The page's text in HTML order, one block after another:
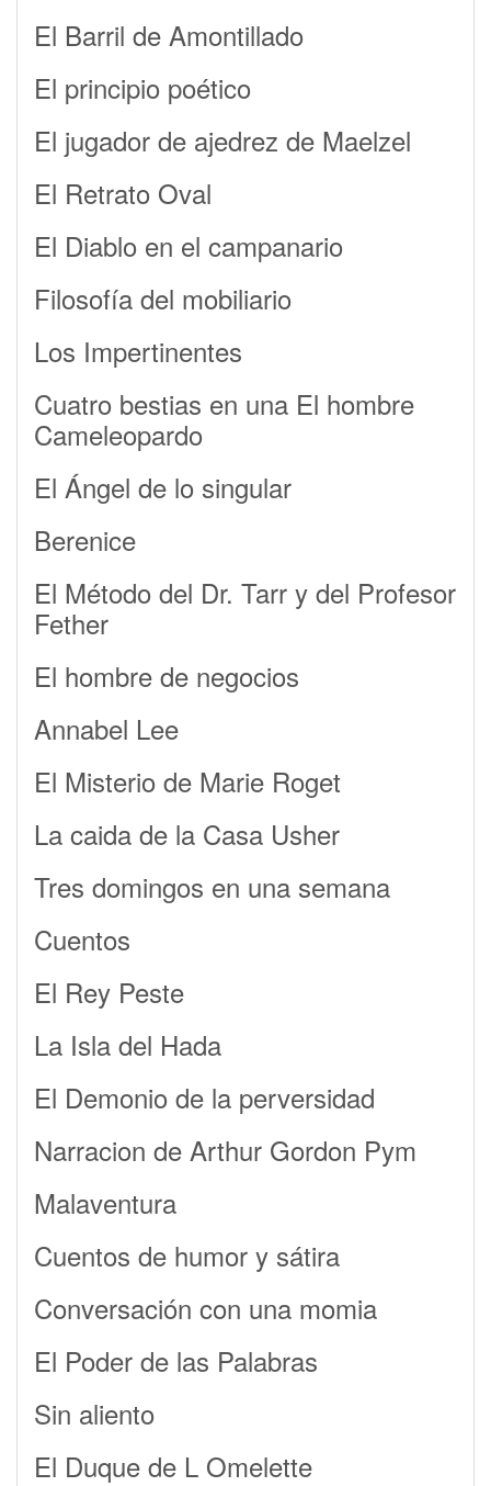
El Barril de Amontillado
El principio poético
El jugador de ajedrez de Maelzel
El Retrato Oval
El Diablo en el campanario
Filosofía del mobiliario
Los Impertinentes
Cuatro bestias en una El hombre
Cameleopardo
El Ángel de lo singular
Berenice
El Método del Dr. Tarr y del Profesor
Fether
El hombre de negocios
Annabel Lee
El Misterio de Marie Roget
La caida de la Casa Usher
Tres domingos en una semana
Cuentos
El Rey Peste
La Isla del Hada
El Demonio de la perversidad
Narracion de Arthur Gordon Pym
Malaventura
Cuentos de humor y sátira
Conversación con una momia
El Poder de las Palabras
Sin aliento
El Duque de L Omelette